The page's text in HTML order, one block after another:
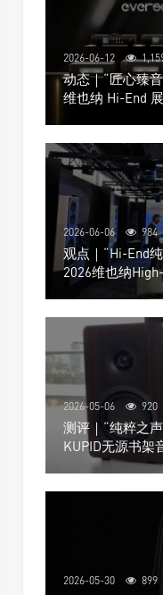
2026-06-12
动态｜“匠心臻
维也纳 Hi-End
2026-06-06 984
观点｜“Hi-End
2026维也纳
Trinnov Audio
2026-05-06 920
测评｜“纯粹之
KUPID无源书架
2026-05-30 899